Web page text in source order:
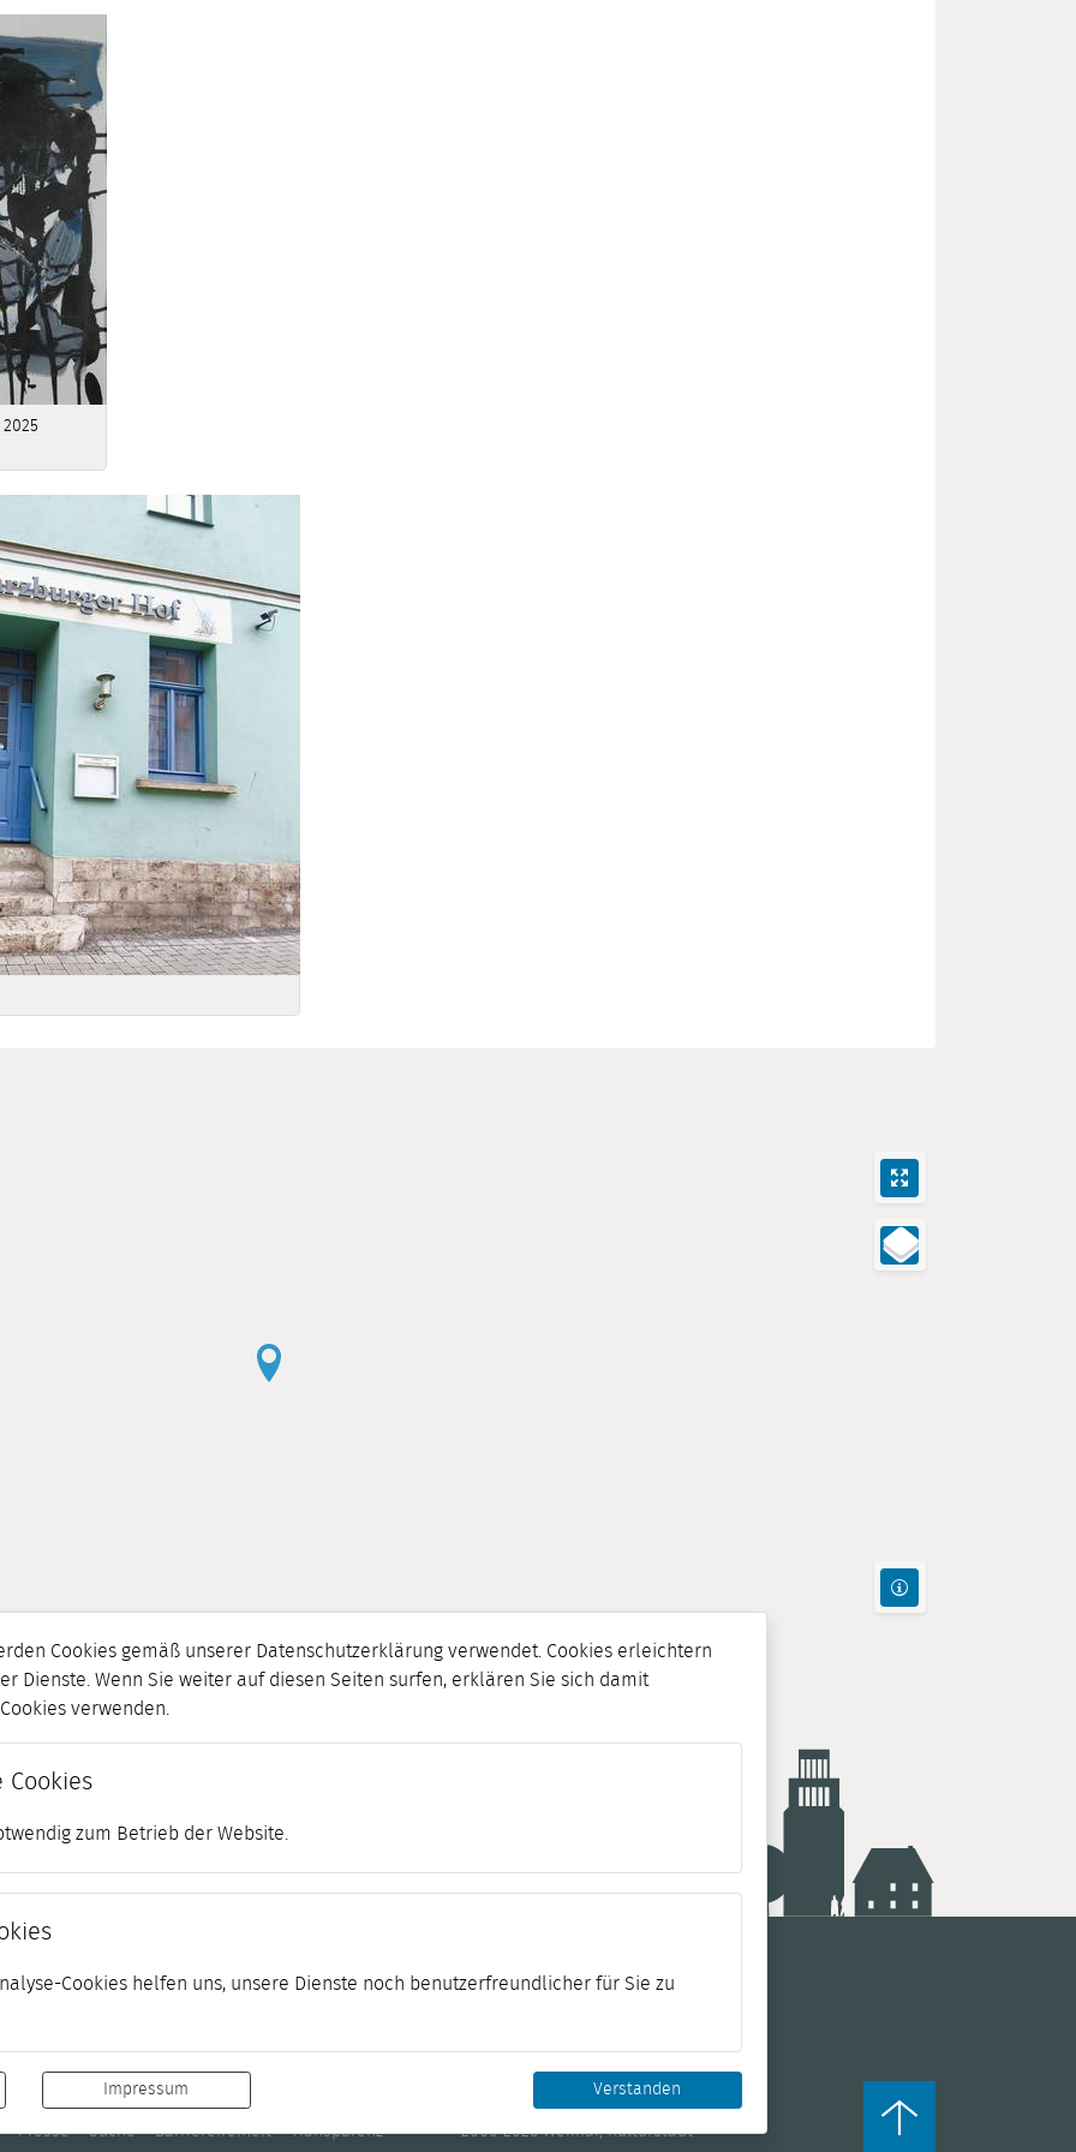
Cookies gemäß unserer Datenschutzerklärung verwendet. Cookies erleichtern
Dienste. Wenn Sie weiter auf diesen Seiten surfen, erklären Sie sich damit
verwenden.
Cookies
zum Betrieb der Website.
Cookies helfen uns, unsere Dienste noch benutzerfreundlicher für Sie zu
Impressum Verstanden
Presse Suche Barrierefreiheit Transparenz © 2006-2026 Weimar, Kulturstadt